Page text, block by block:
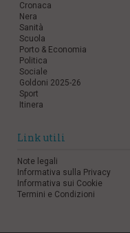
Cronaca
Nera
Sanità
Scuola
Porto & Economia
Politica
Sociale
Goldoni 2025-26
Sport
Itinera
Link utili
Note legali
Informativa sulla Privacy
Informativa sui Cookie
Termini e Condizioni